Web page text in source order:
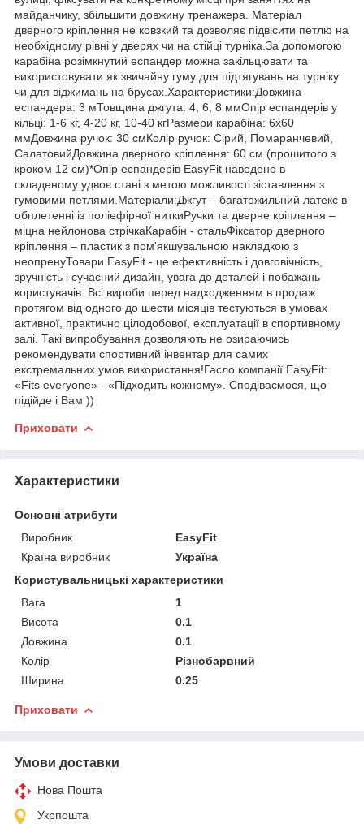
майданчику, збільшити довжину тренажера. Матеріал
дверного кріплення не ковзкий та дозволяє підвісити петлю на
необхідному рівні у дверях чи на стійці турніка.За допомогою
карабіна розімкнутий еспандер можна закільцювати та
використовувати як звичайну гуму для підтягувань на турніку
чи для віджимань на брусах.Характеристики:Довжина
еспандера: 3 мТовщина джгута: 4, 6, 8 ммОпір еспандерів у
кільці: 1-6 кг, 4-20 кг, 10-40 кгРазмери карабіна: 6х60
ммДовжина ручок: 30 смКолір ручок: Сірий, Помаранчевий,
СалатовийДовжина дверного кріплення: 60 см (прошитого з
кроком 12 см)*Опір еспандерів EasyFit наведено в
складеному удвоє стані з метою можливості зіставлення з
гумовими петлями.Матеріали:Джгут – багатожильний латекс в
обплетенні із поліефірної ниткиРучки та дверне кріплення –
міцна нейлонова стрічкаКарабін - стальФіксатор дверного
кріплення – пластик з пом'якшувальною накладкою з
неопренуТовари EasyFit - це ефективність і довговічність,
зручність і сучасний дизайн, увага до деталей і побажань
користувачів. Всі вироби перед надходженням в продаж
протягом від одного до шести місяців тестуються в умовах
активної, практично цілодобової, експлуатації в спортивному
залі. Такі випробування дозволяють не озираючись
рекомендувати спортивний інвентар для самих
екстремальних умов використання!Гасло компанії EasyFit:
«Fits everyone» - «Підходить кожному». Сподіваємося, що
підійде і Вам ))
Приховати
Характеристики
Основні атрибути
Виробник
EasyFit
Країна виробник
Україна
Користувальницькі характеристики
Вага
1
Висота
0.1
Довжина
0.1
Колір
Різнобарвний
Ширина
0.25
Приховати
Умови доставки
Нова Пошта
Укрпошта